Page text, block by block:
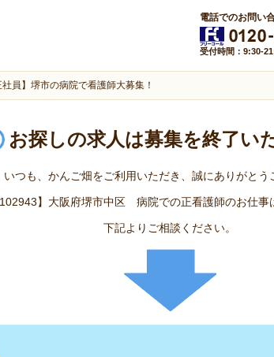
電話でのお問い
受付時間：9:30-
社員】堺市の病院で看護師大募集！
お探しの求人は募集を終了い
いつも、かんご畑をご利用いただき、誠にありがとう
】大阪府堺市中区 病院での正看護師のお仕事
下記よりご相談ください。